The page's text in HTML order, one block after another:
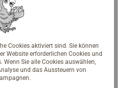
Cookies aktiviert sind. Sie können
Website erforderlichen Cookies und
Sie alle Cookies auswählen,
und das Aussteuern von